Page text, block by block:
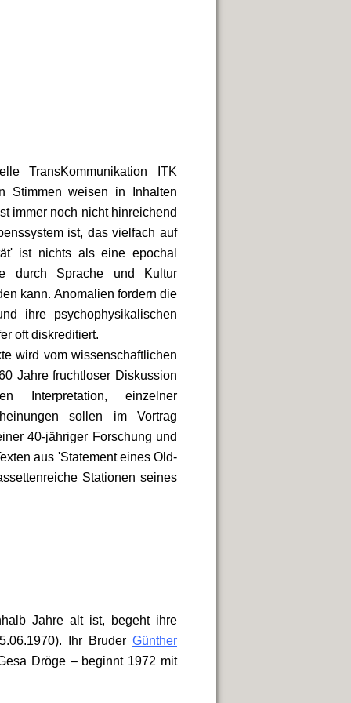
TransKommunikation ITK
Stimmen weisen in Inhalten
immer noch nicht hinreichend
ist, das vielfach auf
ist nichts als eine epochal
durch Sprache und Kultur
kann. Anomalien fordern die
ihre psychophysikalischen
oft diskreditiert.
wird vom wissenschaftlichen
Jahre fruchtloser Diskussion
Interpretation, einzelner
sollen im Vortrag
40-jähriger Forschung und
aus 'Statement eines Old-
Stationen seines
Jahre alt ist, begeht ihre
. Ihr Bruder Günther
Dröge – beginnt 1972 mit